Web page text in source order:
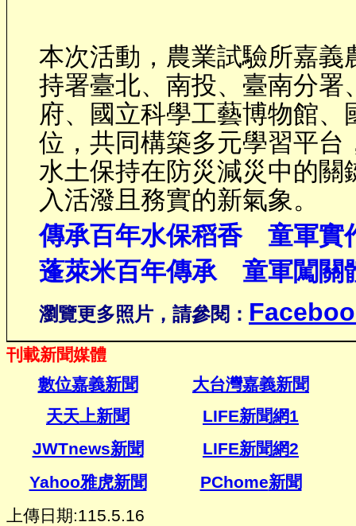
本次活動，農業試驗所嘉
持署臺北、南投、臺南分
府、國立科學工藝博物館
位，共同構築多元學習平
水土保持在防災減災中的
入活潑且務實的新氣象。
傳承百年水保稻香
童軍實
蓬萊米百年傳承 童軍闖關
瀏覽更多照片，請參閱：
刊載新聞媒體
數位嘉義新聞
大台灣嘉義新聞
天天上新聞
LIFE新聞網1
JWTnews新聞
LIFE新聞網2
Yahoo雅虎新聞
PChome新聞
上傳日期:115.5.16